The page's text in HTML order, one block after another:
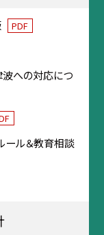
PDF
への対応につ
ール＆教育相談